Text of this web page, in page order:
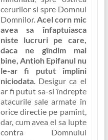
cerurilor si spre Domnul
Domnilor.Acel corn mic
avea sa înfaptuiasca
niste lucruri pe care,
daca ne gîndim mai
bine, Antioh Epifanul nu
le-ar fi putut împlini
niciodata. Desigur ca el
ar fi putut sa-si îndrepte
atacurile sale armate în
orice directie pe pamînt,
dar, cum avea el sa lupte
contra Domnului